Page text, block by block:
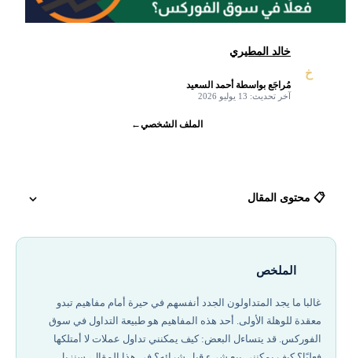
خ
خالد المطيري
مُراجَع بواسطة أحمد السعيد
آخر تحديث: 13 يوليو 2026
الملف الشخصي←
📋 محتوى المقال
العوامل المؤثرة الرئيسية على تداول الفوركس
الملخص
غالبا ما يجد المتداولون الجدد أنفسهم في حيرة أمام مفاهيم تبدو
معقدة للوهلة الأولى. أحد هذه المفاهيم هو طبيعة التداول في سوق
الفوركس. قد يتساءل البعض: كيف يمكنني تداول عملات لا أمتلكها